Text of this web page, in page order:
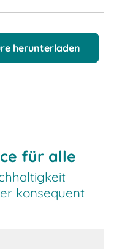
herunterladen
für alle
konsequent